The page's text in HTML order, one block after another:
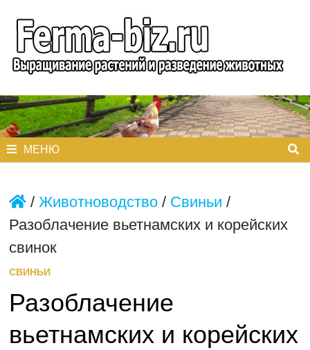
содержимому
МЕНЮ
/ Животноводство/ Свиньи /
Разоблачение вьетнамских и корейских
свинок
СВИНЬИ
Разоблачение
вьетнамских и корейских